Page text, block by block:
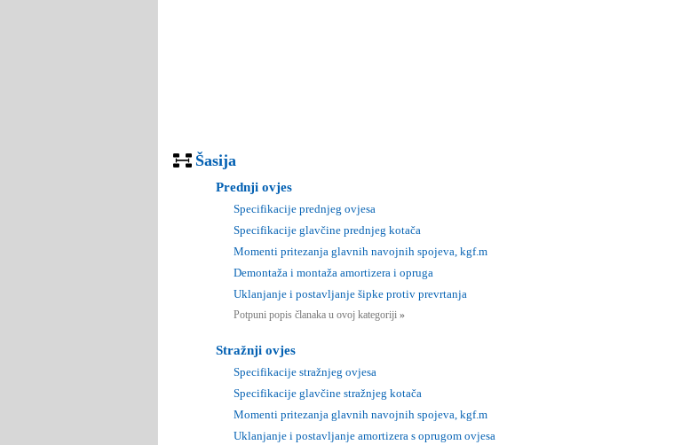
Šasija
Prednji ovjes
Specifikacije prednjeg ovjesa
Specifikacije glavčine prednjeg kotača
Momenti pritezanja glavnih navojnih spojeva, kgf.m
Demontaža i montaža amortizera i opruga
Uklanjanje i postavljanje šipke protiv prevrtanja
Potpuni popis članaka u ovoj kategoriji »
Stražnji ovjes
Specifikacije stražnjeg ovjesa
Specifikacije glavčine stražnjeg kotača
Momenti pritezanja glavnih navojnih spojeva, kgf.m
Uklanjanje i postavljanje amortizera s oprugom ovjesa